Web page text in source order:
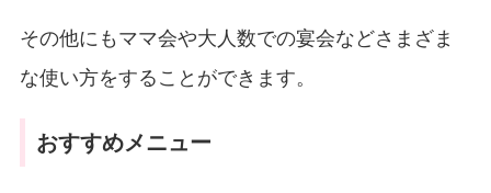
その他にもママ会や大人数での宴会などさまざま
な使い方をすることができます。
おすすめメニュー